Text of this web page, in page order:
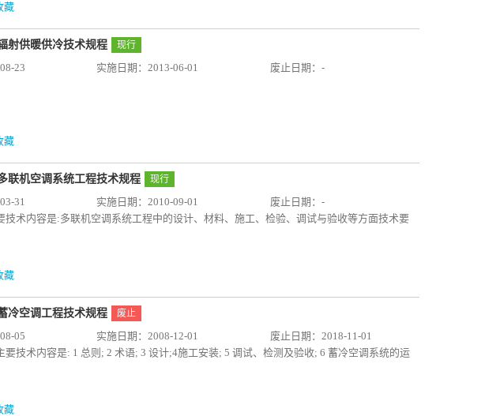
藏
射供暖供冷技术规程 现行
23 实施日期：2013-06-01
废止日期：-
藏
联机空调系统工程技术规程 现行
31 实施日期：2010-09-01
废止日期：-
技术内容是:多联机空调系统工程中的设计、材料、施工、检验、调试与验收等方面技术要
藏
冷空调工程技术规程 废止
05 实施日期：2008-12-01
废止日期：2018-11-01
要技术内容是: 1 总则; 2 术语; 3 设计;4施工安装; 5 调试、检测及验收; 6 蓄冷空调系统的运
藏